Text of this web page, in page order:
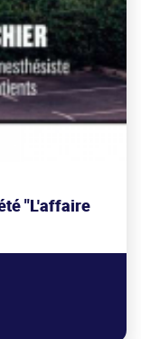
"L'affaire